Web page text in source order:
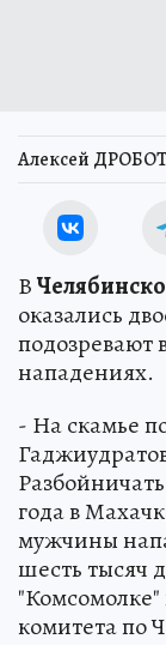
Алексей
В
оказались
подозревают
нападениях.
- На скамье
года в
мужчины
шесть тысяч
"Комсомолке"
комитета по